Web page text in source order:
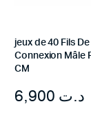
jeux de 40 Fils De
Connexion Mâle
CM
د.ت